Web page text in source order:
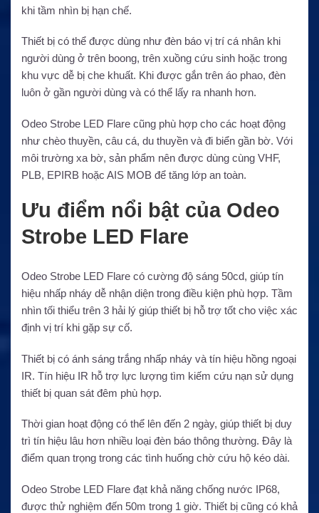
khi tầm nhìn bị hạn chế.
Thiết bị có thể được dùng như đèn báo vị trí cá nhân khi
người dùng ở trên boong, trên xuồng cứu sinh hoặc trong
khu vực dễ bị che khuất. Khi được gắn trên áo phao, đèn
luôn ở gần người dùng và có thể lấy ra nhanh hơn.
Odeo Strobe LED Flare cũng phù hợp cho các hoạt động
như chèo thuyền, câu cá, du thuyền và đi biển gần bờ. Với
môi trường xa bờ, sản phẩm nên được dùng cùng VHF,
PLB, EPIRB hoặc AIS MOB để tăng lớp an toàn.
Ưu điểm nổi bật của Odeo
Strobe LED Flare
Odeo Strobe LED Flare có cường độ sáng 50cd, giúp tín
hiệu nhấp nháy dễ nhận diện trong điều kiện phù hợp. Tầm
nhìn tối thiểu trên 3 hải lý giúp thiết bị hỗ trợ tốt cho việc xác
định vị trí khi gặp sự cố.
Thiết bị có ánh sáng trắng nhấp nháy và tín hiệu hồng ngoại
IR. Tín hiệu IR hỗ trợ lực lượng tìm kiếm cứu nạn sử dụng
thiết bị quan sát đêm phù hợp.
Thời gian hoạt động có thể lên đến 2 ngày, giúp thiết bị duy
trì tín hiệu lâu hơn nhiều loại đèn báo thông thường. Đây là
điểm quan trọng trong các tình huống chờ cứu hộ kéo dài.
Odeo Strobe LED Flare đạt khả năng chống nước IP68,
được thử nghiệm đến 50m trong 1 giờ. Thiết bị cũng có khả